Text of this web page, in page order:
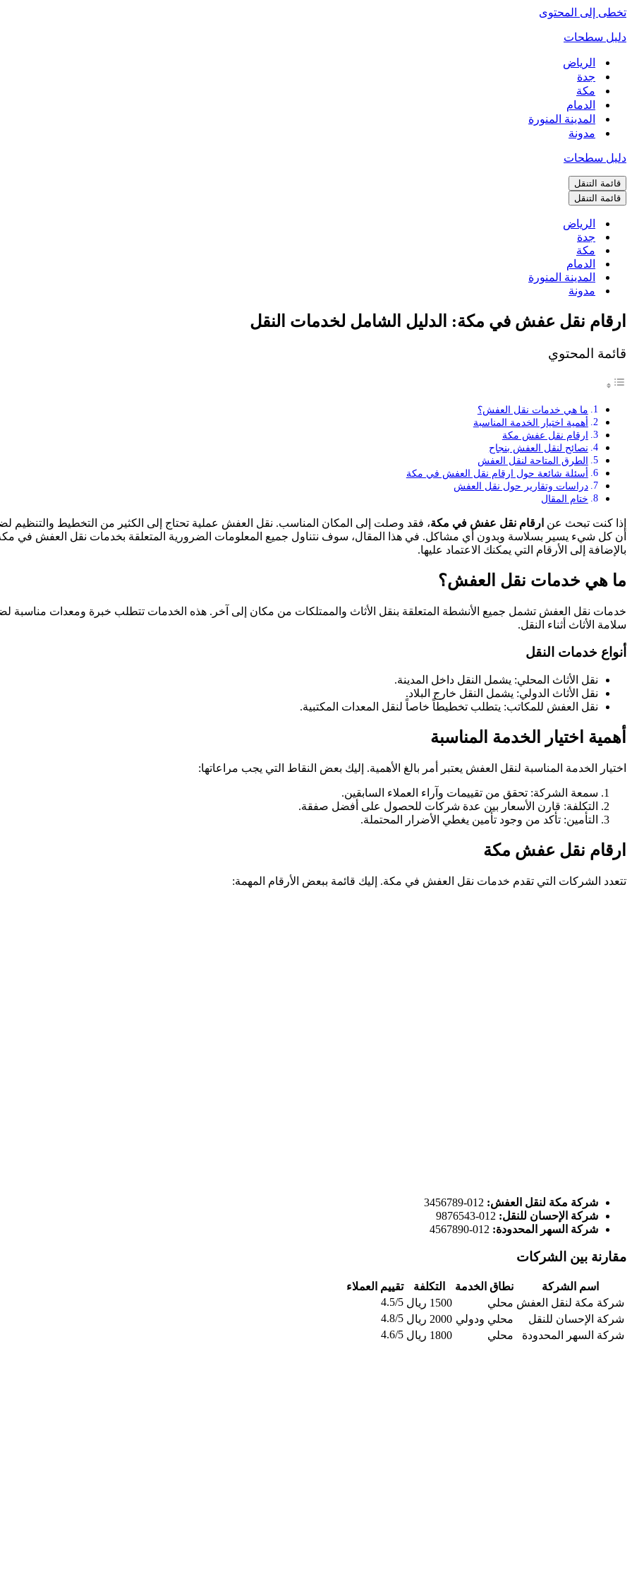
تخطى إلى المحتوى
دليل سطحات
الرياض
جدة
مكة
الدمام
المدينة المنورة
مدونة
دليل سطحات
قائمة التنقل
قائمة التنقل
الرياض
جدة
مكة
الدمام
المدينة المنورة
مدونة
ارقام نقل عفش في مكة: الدليل الشامل لخدمات النقل
قائمة المحتوي
ما هي خدمات نقل العفش؟
أهمية اختيار الخدمة المناسبة
ارقام نقل عفش مكة
نصائح لنقل العفش بنجاح
الطرق المتاحة لنقل العفش
أسئلة شائعة حول ارقام نقل العفش في مكة
دراسات وتقارير حول نقل العفش
ختام المقال
إذا كنت تبحث عن ارقام نقل عفش في مكة، فقد وصلت إلى المكان المناسب. نقل العفش عملية تحتاج إلى الكثير من التخطيط والتنظيم
أن كل شيء يسير بسلاسة وبدون أي مشاكل. في هذا المقال، سوف نتناول جميع المعلومات الضرورية المتعلقة بخدمات نقل العفش في
بالإضافة إلى الأرقام التي يمكنك الاعتماد عليها.
ما هي خدمات نقل العفش؟
خدمات نقل العفش تشمل جميع الأنشطة المتعلقة بنقل الأثاث والممتلكات من مكان إلى آخر. هذه الخدمات تتطلب خبرة ومعدات مناسبة
سلامة الأثاث أثناء النقل.
أنواع خدمات النقل
نقل الأثاث المحلي: يشمل النقل داخل المدينة.
نقل الأثاث الدولي: يشمل النقل خارج البلاد.
نقل العفش للمكاتب: يتطلب تخطيطاً خاصاً لنقل المعدات المكتبية.
أهمية اختيار الخدمة المناسبة
اختيار الخدمة المناسبة لنقل العفش يعتبر أمر بالغ الأهمية. إليك بعض النقاط التي يجب مراعاتها:
سمعة الشركة: تحقق من تقييمات وآراء العملاء السابقين.
التكلفة: قارن الأسعار بين عدة شركات للحصول على أفضل صفقة.
التأمين: تأكد من وجود تأمين يغطي الأضرار المحتملة.
ارقام نقل عفش مكة
تتعدد الشركات التي تقدم خدمات نقل العفش في مكة. إليك قائمة ببعض الأرقام المهمة:
شركة مكة لنقل العفش:
شركة الإحسان للنقل:
شركة السهر المحدودة:
مقارنة بين الشركات
اسم الشركة نطاق الخدمة التكلفة
تقييم العملاء
شركة مكة لنقل العفش محلي 1500 ريال
4.5/5
شركة الإحسان للنقل
محلي ودولي 2000 ريال
4.8/5
شركة السهر المحدودة
محلي 1800 ريال 4.6/5